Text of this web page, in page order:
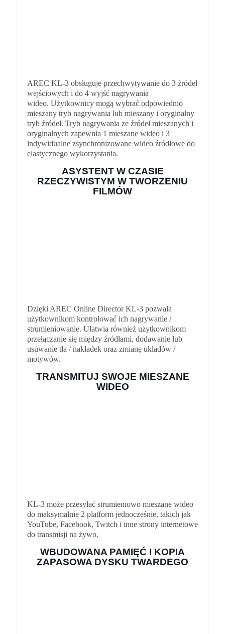
AREC KL-3 obsługuje przechwytywanie do 3 źródeł
wejściowych i do 4 wyjść nagrywania
wideo. Użytkownicy mogą wybrać odpowiednio
mieszany tryb nagrywania lub mieszany i oryginalny
tryb źródeł. Tryb nagrywania ze źródeł mieszanych i
oryginalnych zapewnia 1 mieszane wideo i 3
indywidualne zsynchronizowane wideo źródłowe do
elastycznego wykorzystania.
ASYSTENT W CZASIE
RZECZYWISTYM W TWORZENIU
FILMÓW
Dzięki AREC Online Director KL-3 pozwala
użytkownikom kontrolować ich nagrywanie /
strumieniowanie. Ułatwia również użytkownikom
przełączanie się między źródłami, dodawanie lub
usuwanie tła / nakładek oraz zmianę układów /
motywów.
TRANSMITUJ SWOJE MIESZANE
WIDEO
KL-3 może przesyłać strumieniowo mieszane wideo
do maksymalnie 2 platform jednocześnie, takich jak
YouTube, Facebook, Twitch i inne strony internetowe
do transmisji na żywo.
WBUDOWANA PAMIĘĆ I KOPIA
ZAPASOWA DYSKU TWARDEGO